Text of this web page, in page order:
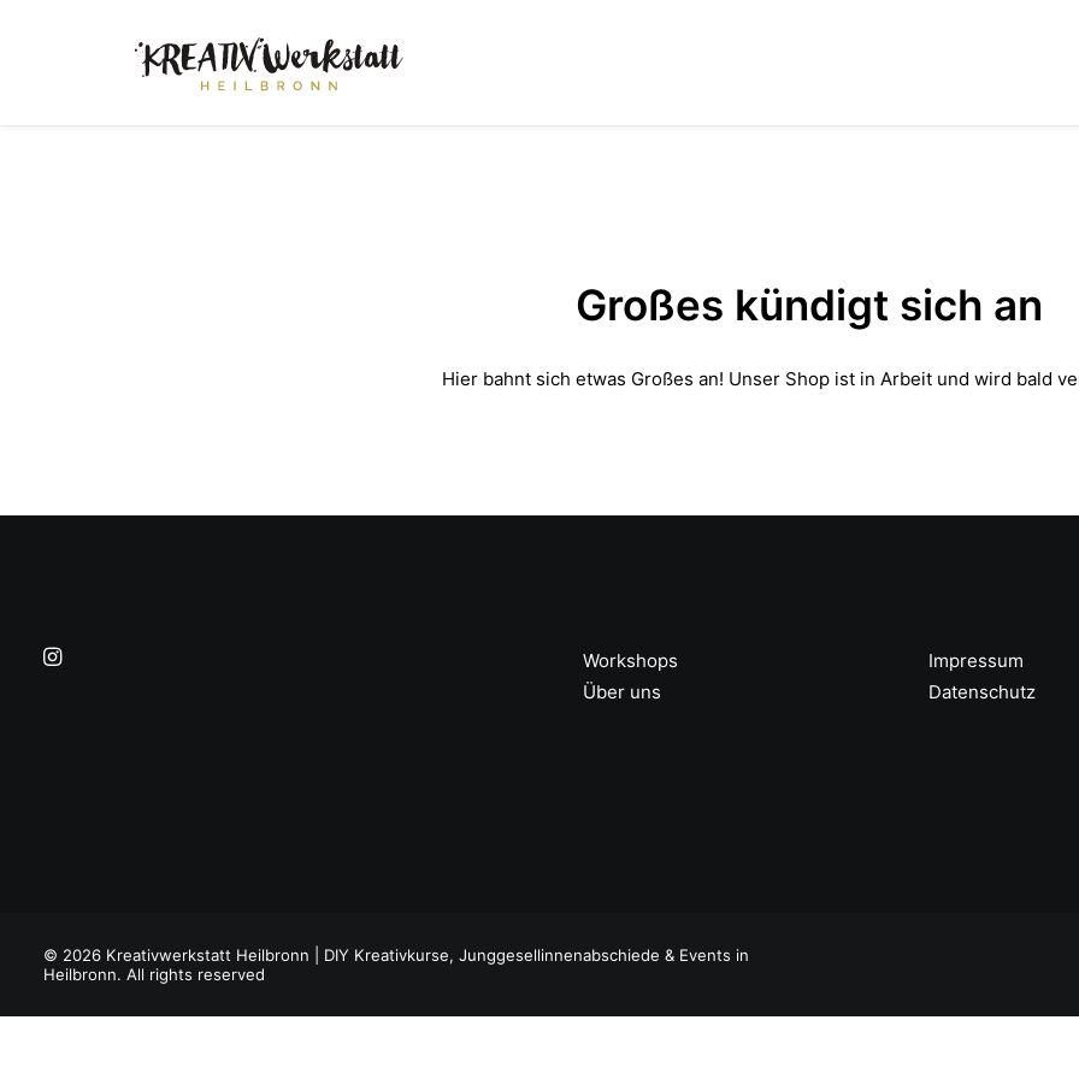
Großes kündigt sich an
Hier bahnt sich etwas Großes an! Unser Shop ist in Arbeit und wird bald
Workshops
Über uns
Impressum
Datenschutz
© 2026 Kreativwerkstatt Heilbronn | DIY Kreativkurse, Junggesellinnenabschiede & Events in
Heilbronn. All rights reserved